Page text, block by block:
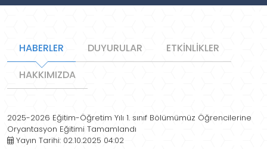
HABERLER DUYURULAR
ETKİNLİKLER
HAKKIMIZDA
2025-2026 Eğitim-Öğretim Yılı 1. sınıf Bölümümüz Öğrencilerine
Oryantasyon Eğitimi Tamamlandı
Yayın Tarihi: 02.10.2025 04:02